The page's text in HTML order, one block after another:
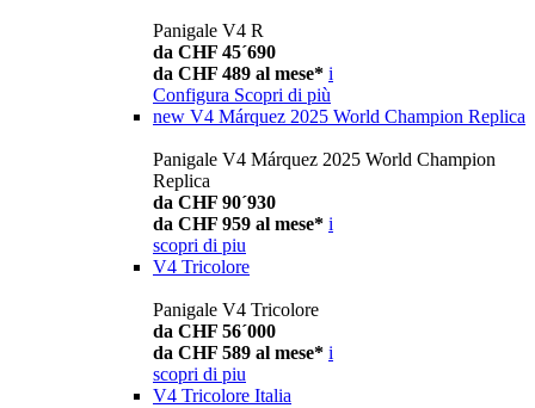
Panigale V4 R
da CHF 45´690
da CHF 489 al mese* i
Configura Scopri di più
new V4 Márquez 2025 World Champion Replica
Panigale V4 Márquez 2025 World Champion
Replica
da CHF 90´930
da CHF 959 al mese* i
scopri di piu
V4 Tricolore
Panigale V4 Tricolore
da CHF 56´000
da CHF 589 al mese* i
scopri di piu
V4 Tricolore Italia